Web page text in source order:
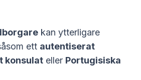
kan ytterligare
ett autentiserat
konsulat eller Portugisiska